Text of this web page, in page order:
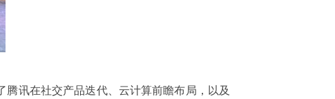
讯在社交产品迭代、云计算前瞻布局，以及